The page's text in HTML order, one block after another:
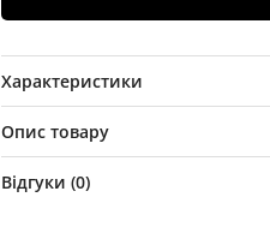
Характеристики
Опис товару
Відгуки (0)